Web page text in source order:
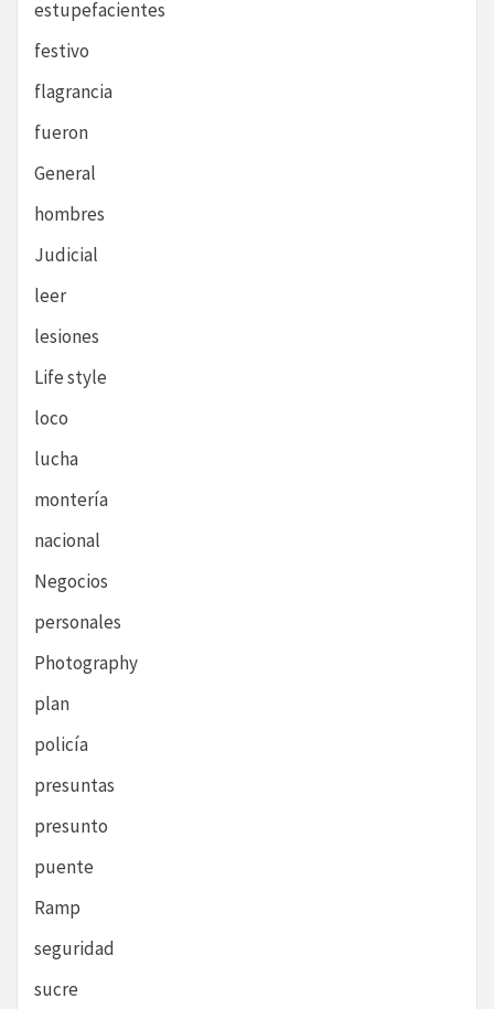
estupefacientes
festivo
flagrancia
fueron
General
hombres
Judicial
leer
lesiones
Life style
loco
lucha
montería
nacional
Negocios
personales
Photography
plan
policía
presuntas
presunto
puente
Ramp
seguridad
sucre